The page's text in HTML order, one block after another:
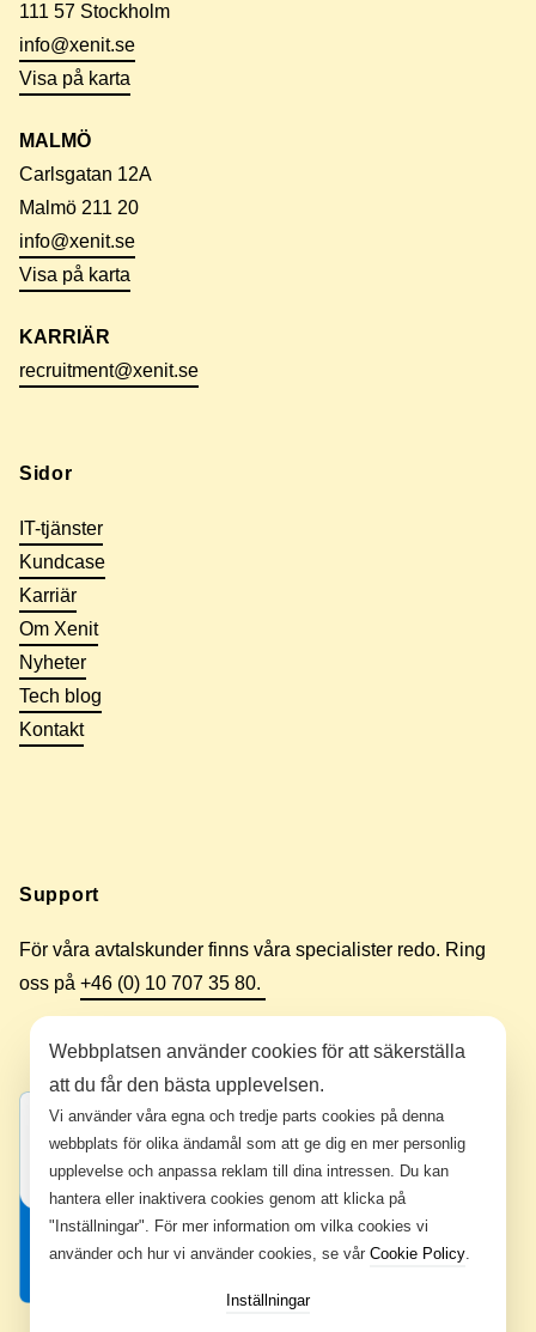
111 57 Stockholm
info@xenit.se
Visa på karta
MALMÖ
Carlsgatan 12A
Malmö 211 20
info@xenit.se
Visa på karta
KARRIÄR
recruitment@xenit.se
Sidor
IT-tjänster
Kundcase
Karriär
Om Xenit
Nyheter
Tech blog
Kontakt
Support
För våra avtalskunder finns våra specialister redo. Ring
oss på +46 (0) 10 707 35 80.
Webbplatsen använder cookies för att säkerställa
att du får den bästa upplevelsen.
Vi använder våra egna och tredje parts cookies på denna
webbplats för olika ändamål som att ge dig en mer personlig
upplevelse och anpassa reklam till dina intressen. Du kan
hantera eller inaktivera cookies genom att klicka på
"Inställningar". För mer information om vilka cookies vi
använder och hur vi använder cookies, se vår Cookie Policy.
Inställningar